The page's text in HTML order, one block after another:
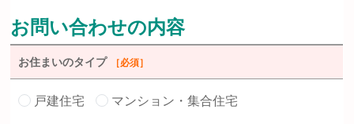
お問い合わせの内容
お住まいのタイプ ［必須］
戸建住宅
マンション・集合住宅